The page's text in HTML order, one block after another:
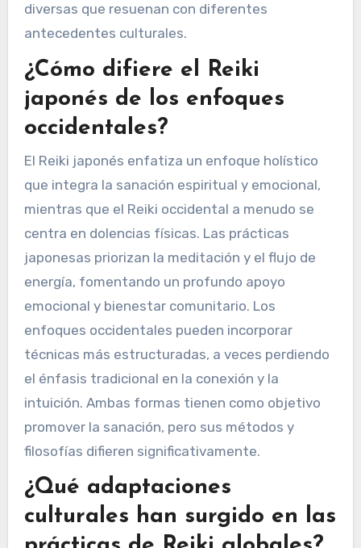
diversas que resuenan con diferentes
antecedentes culturales.
¿Cómo difiere el Reiki
japonés de los enfoques
occidentales?
El Reiki japonés enfatiza un enfoque holístico
que integra la sanación espiritual y emocional,
mientras que el Reiki occidental a menudo se
centra en dolencias físicas. Las prácticas
japonesas priorizan la meditación y el flujo de
energía, fomentando un profundo apoyo
emocional y bienestar comunitario. Los
enfoques occidentales pueden incorporar
técnicas más estructuradas, a veces perdiendo
el énfasis tradicional en la conexión y la
intuición. Ambas formas tienen como objetivo
promover la sanación, pero sus métodos y
filosofías difieren significativamente.
¿Qué adaptaciones
culturales han surgido en las